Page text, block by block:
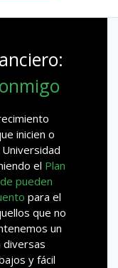
inicien o
el Plan
pueden
para el
que no
un
diversas
y fácil